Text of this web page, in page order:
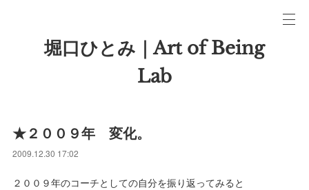
堀口ひとみ｜Art of Being
Lab
★２００９年 変化。
2009.12.30 17:02
２００９年のコーチとしての自分を振り返ってみると